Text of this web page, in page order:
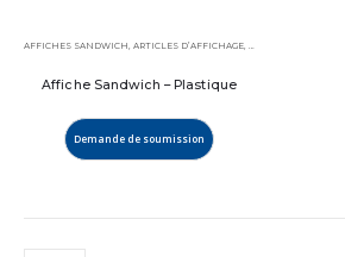
AFFICHES SANDWICH ARTICLES D’AFFICHAGE
Affiche Sandwich – Plastique
Demande de soumission